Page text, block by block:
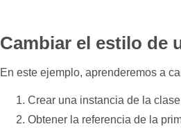
Cambiar el estilo de
En este ejemplo, aprenderemos a
Crear una instancia de la clase
Obtener la referencia de la